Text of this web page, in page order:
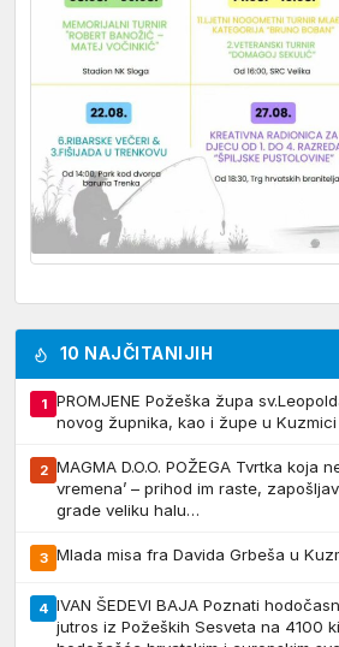
10 NAJČITANIJIH
1
PROMJENE Požeška župa
novog župnika, kao i župe u Kuzmici
2 MAGMA D.O.O. POŽEGA Tvrtka koja
vremena’ – prihod im raste,
grade veliku halu…
3 Mlada misa fra Davida Grbeša u
4 IVAN ŠEDEVI BAJA Poznati
jutros iz Požeških Sesveta na 4100